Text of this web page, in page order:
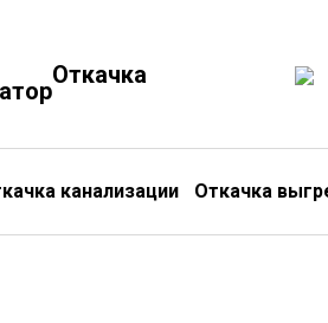
Откачка
канализации Откачка